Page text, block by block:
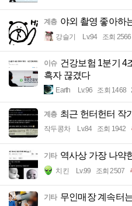
계층 야외 촬영 좋아하
강슬기 Lv.94 조회 2566
이슈 건강보험 1분기 4
흑자 끊겼다
Earth Lv.96 조회 1468
계층 최근 헌터헌터 작
작두콩차 Lv.84 조회 1942
기타 역사상 가장 나약
치킨 Lv.99 조회 2507
기타 무인매장 계속터